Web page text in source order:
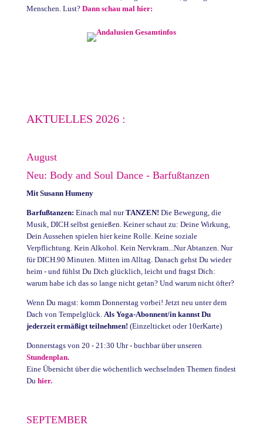
Menschen. Lust? Dann schau mal hier:
AKTUELLES 2026 :
August
Neu: Body and Soul Dance - Barfußtanzen
Mit Susann Humeny
Barfußtanzen: Einach mal nurTANZEN! Die Bewegung, die
Musik, DICH selbst genießen. Keiner schaut zu: Deine Wirkung,
Dein Aussehen spielen hier keine Rolle. Keine soziale
Verpflichtung. Kein Alkohol. Kein Nervkram...Nur Abtanzen. Nur
für DICH.90 Minuten. Mitten im Alltag. Danach gehst Du wieder
heim - und fühlst Du Dich glücklich, leicht und fragst Dich:
warum habe ich das so lange nicht getan? Und warum nicht öfter?
Wenn Du magst: komm Donnerstag vorbei! Jetzt neu unter dem
Dach von Tempelglück. Als Yoga-Abonnent/in kannst Du
jederzeit ermäßigt teilnehmen! (Einzelticket oder 10erKarte)
Donnerstags von 20 - 21:30 Uhr - buchbar über unseren
Stundenplan.
Eine Übersicht über die wöchentlich wechselnden Themen findest
Du hier.
SEPTEMBER